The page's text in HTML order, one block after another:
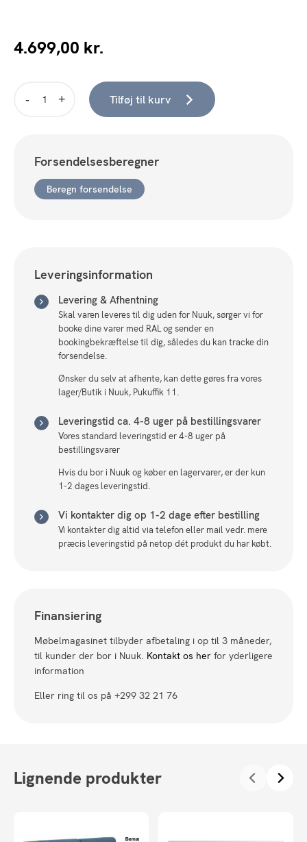
4.699,00 kr.
Tilføj til kurv
Forsendelsesberegner
Beregn forsendelse
Leveringsinformation
Levering & Afhentning
Skal varen leveres til dig uden for Nuuk, sørger vi for
booke dine varer med RAL og sender en
bookingbekræftelse til dig, således du kan tracke din
forsendelse.
Ønsker du selv at afhente, kan dette gøres fra vores
lager/Butik i Nuuk, Pukuffik 11.
Leveringstid ca. 4-8 uger på bestillingsvarer
Vores standard leveringstid er 4-8 uger på
bestillingsvarer
Hvis du bor i Nuuk og køber en lagervarer, er der kun
1-2 dages leveringstid.
Vi kontakter dig op 1-2 dage efter bestilling
Vi kontakter dig altid via telefon eller mail vedr. mere
præcis leveringstid på netop dét produkt du har købt.
Finansiering
Møbelmagasinet tilbyder afbetaling i op til 3 måneder,
til kunder der bor i Nuuk. Kontakt os her for yderligere
information
Eller ring til os på +299 32 21 76
Lignende produkter